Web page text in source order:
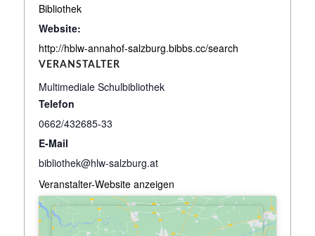
Bibliothek
Website:
http://hblw-annahof-salzburg.bibbs.cc/search
VERANSTALTER
Multimediale Schulbibliothek
Telefon
0662/432685-33
E-Mail
bibliothek@hlw-salzburg.at
Veranstalter-Website anzeigen